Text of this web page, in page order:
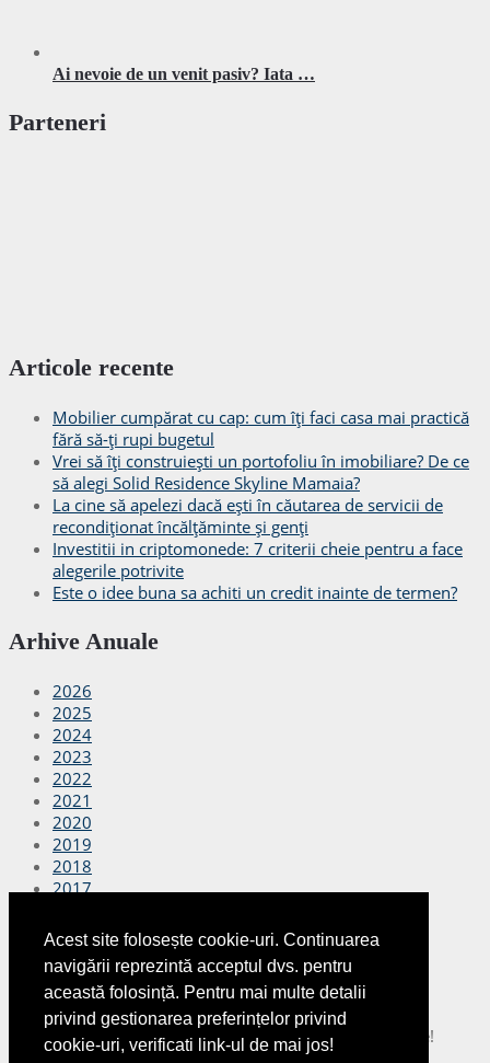
Acest site folosește cookie-uri. Continuarea
navigării reprezintă acceptul dvs. pentru
această folosință. Pentru mai multe detalii
privind gestionarea preferințelor privind
cookie-uri, verificati link-ul de mai jos!
Ai nevoie de un venit pasiv? Iata …
Parteneri
Articole recente
Mobilier cumpărat cu cap: cum îți faci casa mai practică
fără să-ți rupi bugetul
Vrei să îți construiești un portofoliu în imobiliare? De ce
să alegi Solid Residence Skyline Mamaia?
La cine să apelezi dacă ești în căutarea de servicii de
recondiționat încălțăminte și genți
Investitii in criptomonede: 7 criterii cheie pentru a face
alegerile potrivite
Este o idee buna sa achiti un credit inainte de termen?
Arhive Anuale
2026
2025
2024
2023
2022
2021
2020
2019
2018
2017
2015
2014
2013
2012
Copyright © 2026Finante AziToate drepturile rezervate!